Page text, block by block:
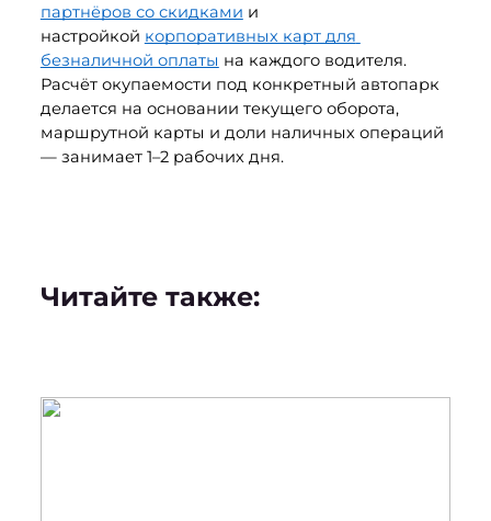
партнёров со скидками и
настройкой корпоративных карт для
безналичной оплаты на каждого водителя.
Расчёт окупаемости под конкретный автопарк
делается на основании текущего оборота,
маршрутной карты и доли наличных операций
— занимает 1–2 рабочих дня.
Читайте также: